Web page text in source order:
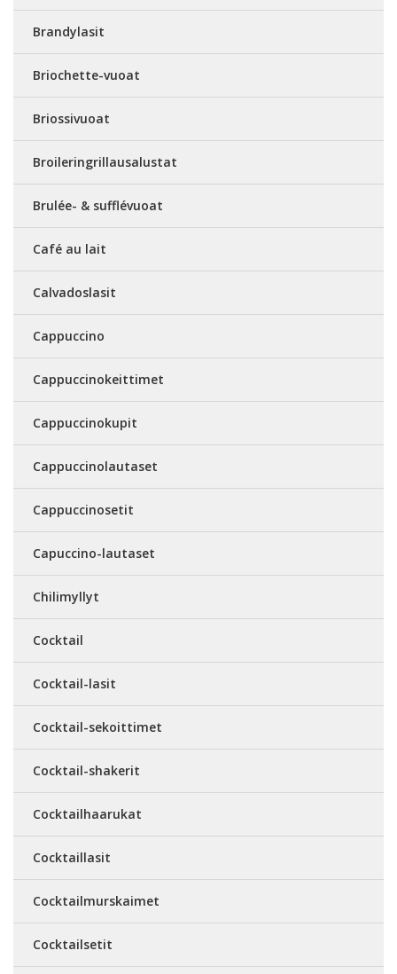
Brandylasit
Briochette-vuoat
Briossivuoat
Broileringrillausalustat
Brulée- & sufflévuoat
Café au lait
Calvadoslasit
Cappuccino
Cappuccinokeittimet
Cappuccinokupit
Cappuccinolautaset
Cappuccinosetit
Capuccino-lautaset
Chilimyllyt
Cocktail
Cocktail-lasit
Cocktail-sekoittimet
Cocktail-shakerit
Cocktailhaarukat
Cocktaillasit
Cocktailmurskaimet
Cocktailsetit